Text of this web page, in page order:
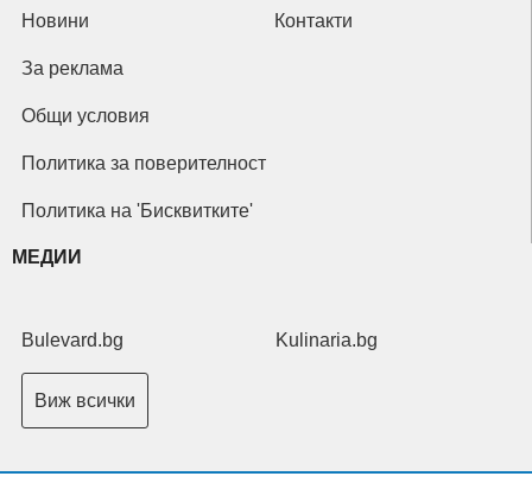
Новини Контакти
За реклама
Общи условия
Политика за поверителност
Политика на 'Бисквитките'
МЕДИИ
Bulevard.bg Kulinaria.bg
Виж всички